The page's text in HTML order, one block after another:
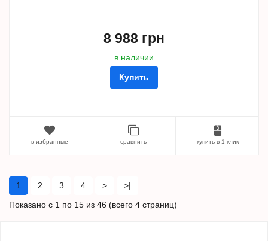
8 988 грн
в наличии
Купить
в избранные сравнить купить в 1 клик
1 2 3 4 >
>|
Показано с 1 по 15 из 46 (всего 4 страниц)